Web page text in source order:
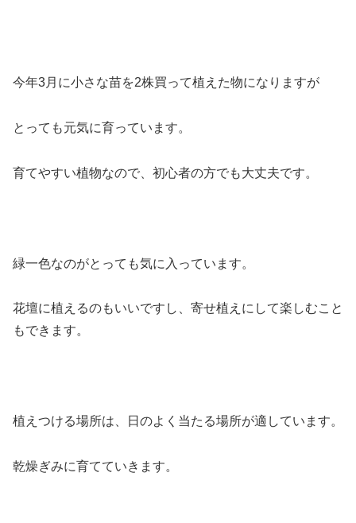
今年3月に小さな苗を2株買って植えた物になりますが
とっても元気に育っています。
育てやすい植物なので、初心者の方でも大丈夫です。
緑一色なのがとっても気に入っています。
花壇に植えるのもいいですし、寄せ植えにして楽しむこと
もできます。
植えつける場所は、日のよく当たる場所が適しています。
乾燥ぎみに育てていきます。